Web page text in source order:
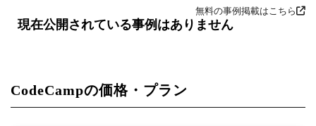
無料の事例掲載はこちら
現在公開されている事例はありません
CodeCampの価格・プラン